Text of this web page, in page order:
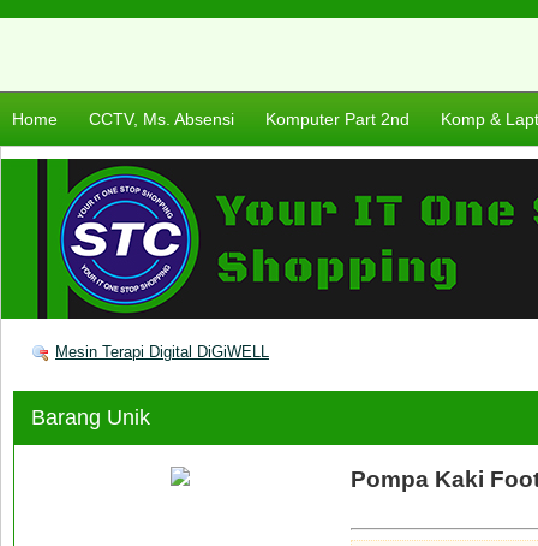
Home CCTV, Ms. Absensi Komputer Part 2nd Komp &
Mesin Terapi Digital DiGiWELL
Barang Unik
Pompa Kaki